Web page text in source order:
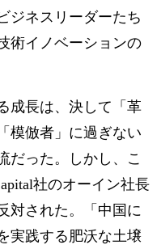
ジネスリーダーたち
術イノベーションの
成長は、決して「革
模倣者」に過ぎない
だった。しかし、こ
社のオーイン社長
対された。「中国に
実践する肥沃な土壌